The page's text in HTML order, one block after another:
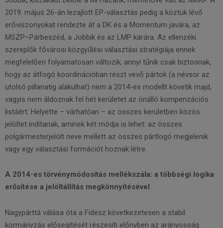
2019. május 26-án lezajlott EP-választás pedig a köztük lévő
erőviszonyokat rendezte át a DK és a Momentum javára, az
MSZP–Párbeszéd, a Jobbik és az LMP kárára. Az ellenzéki
szereplők fővárosi közgyűlési választási stratégiája ennek
megfelelően folyamatosan változik; annyi tűnik csak biztosnak,
hogy az átfogó koordinációban részt vevő pártok (a névsor az
utolsó pillanatig alakulhat) nem a 2014-es modellt követik majd,
vagyis nem áldoznak fel hét kerületet az önálló kompenzációs
listáért. Helyette – várhatóan – az összes kerületben közös
jelöltet indítanak, aminek két módja is lehet: az összes
polgármesterjelölt neve mellett az összes pártlogó megjelenik
vagy egy választási formációt hoznak létre.
A 2014-es törvénymódosítás mellékszála: a többségi logika
erősítése a jelöltállítás megkönnyítésével
Nagypárttá válása óta a Fidesz következetesen a stabil
kormányzás elősegítését részesíti előnyben az arányosság